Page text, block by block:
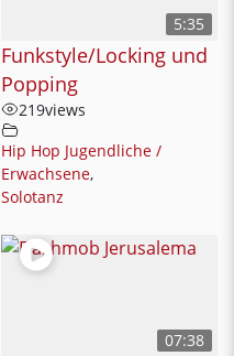
5:35
Funkstyle/Locking und
Popping
219views
Hip Hop Jugendliche /
Erwachsene,
Solotanz
07:38